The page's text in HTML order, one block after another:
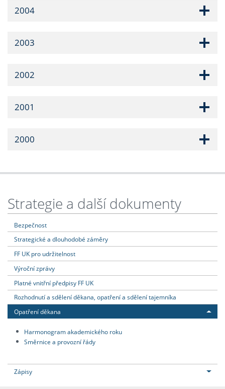
2004
2003
2002
2001
2000
Strategie a další dokumenty
Bezpečnost
Strategické a dlouhodobé záměry
FF UK pro udržitelnost
Výroční zprávy
Platné vnitřní předpisy FF UK
Rozhodnutí a sdělení děkana, opatření a sdělení tajemníka
Opatření děkana
Harmonogram akademického roku
Směrnice a provozní řády
Zápisy